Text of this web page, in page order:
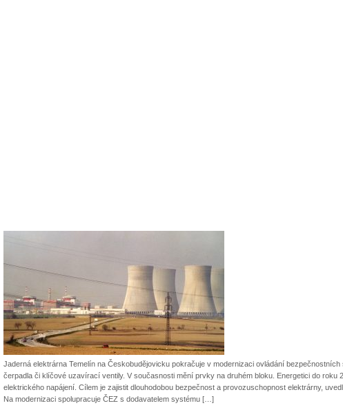
Jaderná elektrárna Temelín na Českobudějovicku pokračuje v modernizaci ovládání
čerpadla či klíčové uzavírací ventily. V současnosti mění prvky na druhém bloku. Energetici do roku
elektrického napájení. Cílem je zajistit dlouhodobou bezpečnost a provozuschopnost elektrárny,
Na modernizaci spolupracuje ČEZ s dodavatelem systému […]